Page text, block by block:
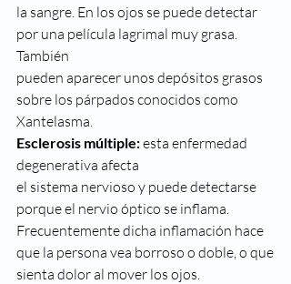
la sangre. En los ojos se puede detectar
por una película lagrimal muy grasa.
También
pueden aparecer unos depósitos grasos
sobre los párpados conocidos como
Xantelasma.
Esclerosis múltiple: esta enfermedad
degenerativa afecta
el sistema nervioso y puede detectarse
porque el nervio óptico se inflama.
Frecuentemente dicha inflamación hace
que la persona vea borroso o doble, o que
sienta dolor al mover los ojos.